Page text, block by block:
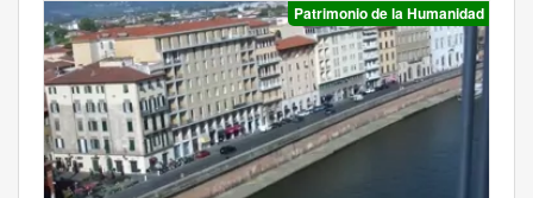
Patrimonio de la Humanidad